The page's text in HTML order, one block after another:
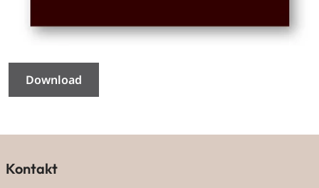
Download
Kontakt